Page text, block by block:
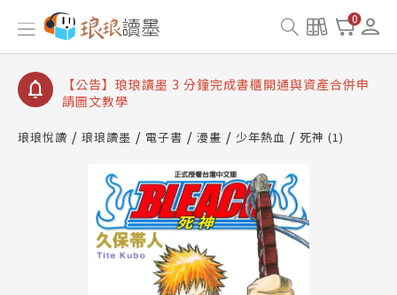
0
【公告】琅琅讀墨數位閱讀資產合併與書櫃開通申請
【公告】琅琅讀墨書櫃開通常見問題
【公告】琅琅讀墨 3 分鐘完成書櫃開通與資產合併申
請圖文教學
查詢
琅琅悅讀 琅琅讀墨 電子書 漫畫 少年熱血 死神 (1)